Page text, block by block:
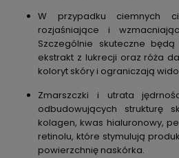
W przypadku ciemnych
rozjaśniające i
Szczególnie skuteczne będą
ekstrakt z lukrecji oraz róża
koloryt skóry i ograniczają
Zmarszczki i utrata
odbudowujących strukturę
kolagen, kwas hialuronowy,
retinolu, które stymulują
powierzchnię naskórka.